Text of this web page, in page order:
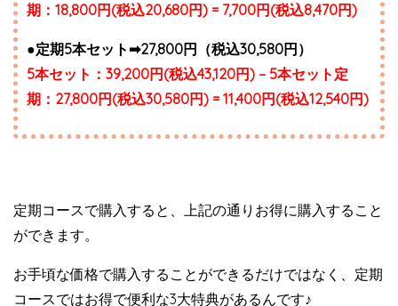
期：18,800円(税込20,680円) = 7,700円(税込8,470円)
●定期5本セット➡︎27,800円（税込30,580円）
5本セット：39,200円(税込43,120円) – 5本セット定
期：27,800円(税込30,580円) = 11,400円(税込12,540円)
定期コースで購入すると、上記の通りお得に購入すること
ができます。
お手頃な価格で購入することができるだけではなく、定期
コースではお得で便利な3大特典があるんです♪